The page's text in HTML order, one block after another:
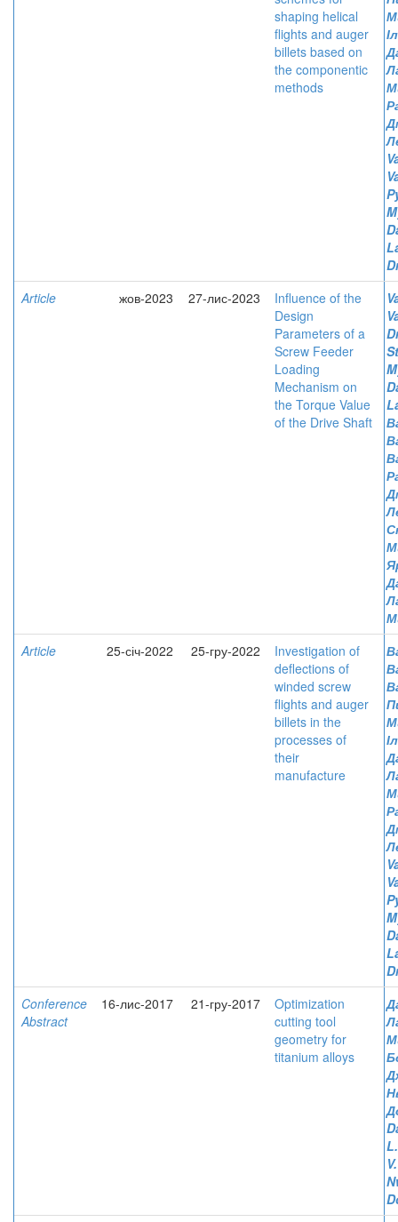
shaping helical
flights and auger
billets based on
the componentic
methods
Article
жов-2023 27-лис-2023
Influence of the
Design
Parameters of a
Screw Feeder
Loading
Mechanism on
the Torque Value
of the Drive Shaft
Article
25-січ-2022 25-гру-2022
Investigation of
deflections of
winded screw
flights and auger
billets in the
processes of
their
manufacture
Conference
Abstract
16-лис-2017 21-гру-2017
Optimization
cutting tool
geometry for
titanium alloys